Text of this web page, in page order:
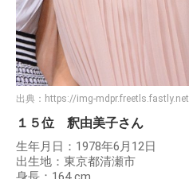
出典： https://img-mdpr.freetls.fastly.net
１５位 釈由美子さん
生年月日：1978年6月12日
出生地：東京都清瀬市